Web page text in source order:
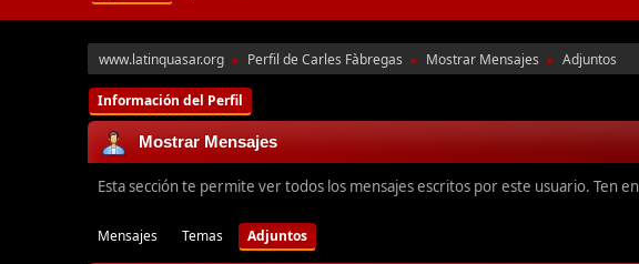
www.latinquasar.org ► Perfil de Carles Fàbregas ► Mostrar Mensajes ► Adjuntos
Información del Perfil
Mostrar Mensajes
Esta sección te permite ver todos los mensajes escritos por este usuario. Ten
Mensajes Temas Adjuntos